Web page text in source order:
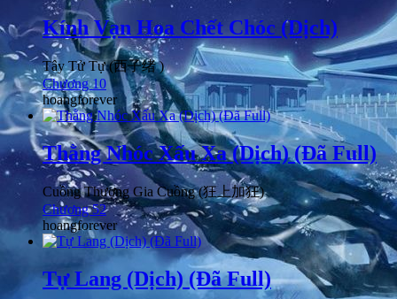
Kính Vạn Hoa Chết Chóc (Dịch)
Tây Tử Tự (西子绪 )
Chương 10
hoangforever
Thằng Nhóc Xấu Xa (Dịch) (Đã Full)
Cuồng Thượng Gia Cuồng (狂上加狂)
Chương 52
hoangforever
Tự Lang (Dịch) (Đã Full)